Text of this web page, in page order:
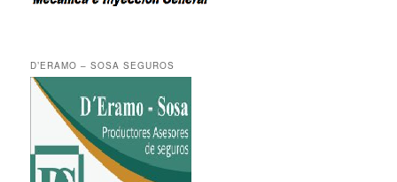
D’ERAMO – SOSA SEGUROS